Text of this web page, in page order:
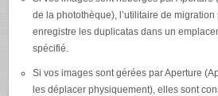
de la photothèque), l’utilitaire de
enregistre les duplicatas dans un
spécifié.
Si vos images sont gérées par Aperture
les déplacer physiquement), elles sont